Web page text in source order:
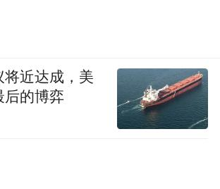
将近达成，美
后的博弈